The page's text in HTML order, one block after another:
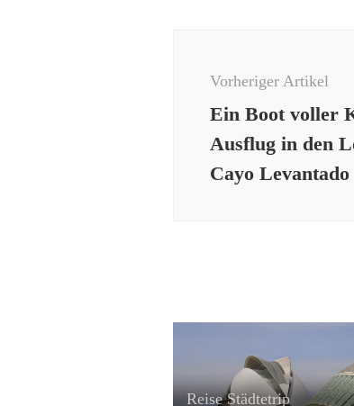
Vorheriger Artikel
Ein Boot voller
Ausflug in den
Cayo Levantado
Reise Städtetrip